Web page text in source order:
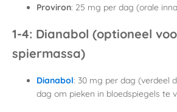
Proviron: 25 mg per dag (orale
1-4: Dianabol (optioneel
spiermassa)
Dianabol: 30 mg per dag (verdeel
dag om pieken in bloedspiegels te